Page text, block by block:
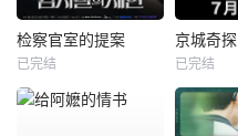
检察官室的提案
已完结
京城奇探
已完结